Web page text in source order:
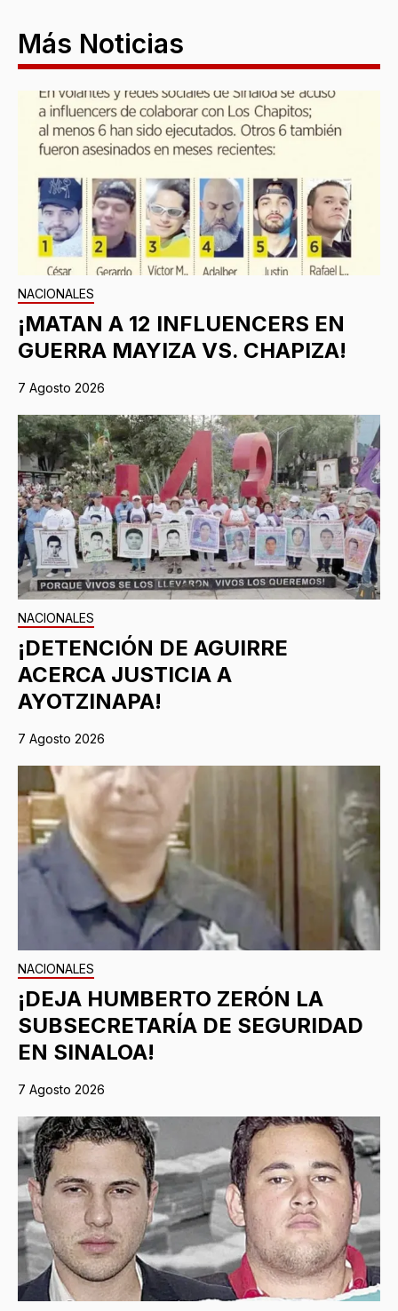
Más Noticias
NACIONALES
¡MATAN A 12 INFLUENCERS EN
GUERRA MAYIZA VS. CHAPIZA!
7 Agosto 2026
NACIONALES
¡DETENCIÓN DE AGUIRRE
ACERCA JUSTICIA A
AYOTZINAPA!
7 Agosto 2026
NACIONALES
¡DEJA HUMBERTO ZERÓN LA
SUBSECRETARÍA DE SEGURIDAD
EN SINALOA!
7 Agosto 2026